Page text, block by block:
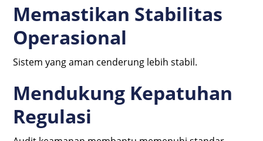
Memastikan Stabilitas
Operasional
Sistem yang aman cenderung lebih stabil.
Mendukung Kepatuhan
Regulasi